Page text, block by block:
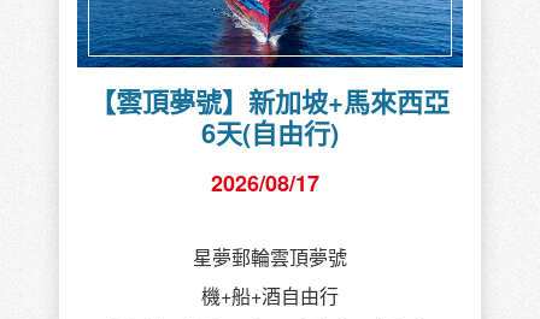
【雲頂夢號】新加坡+馬來西亞
6天(自由行)
2026/08/17
星夢郵輪雲頂夢號
機+船+酒自由行